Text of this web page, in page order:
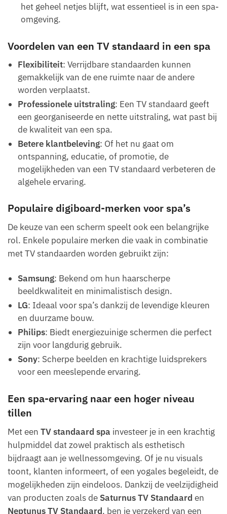
het geheel netjes blijft, wat essentieel is in een spa-
omgeving.
Voordelen van een TV standaard in een spa
Flexibiliteit: Verrijdbare standaarden kunnen
gemakkelijk van de ene ruimte naar de andere
worden verplaatst.
Professionele uitstraling: Een TV standaard geeft
een georganiseerde en nette uitstraling, wat past bij
de kwaliteit van een spa.
Betere klantbeleving: Of het nu gaat om
ontspanning, educatie, of promotie, de
mogelijkheden van een TV standaard verbeteren de
algehele ervaring.
Populaire digiboard-merken voor spa’s
De keuze van een scherm speelt ook een belangrijke
rol. Enkele populaire merken die vaak in combinatie
met TV standaarden worden gebruikt zijn:
Samsung: Bekend om hun haarscherpe
beeldkwaliteit en minimalistisch design.
LG: Ideaal voor spa’s dankzij de levendige kleuren
en duurzame bouw.
Philips: Biedt energiezuinige schermen die perfect
zijn voor langdurig gebruik.
Sony: Scherpe beelden en krachtige luidsprekers
voor een meeslepende ervaring.
Een spa-ervaring naar een hoger niveau
tillen
Met een TV standaard spa investeer je in een krachtig
hulpmiddel dat zowel praktisch als esthetisch
bijdraagt aan je wellnessomgeving. Of je nu visuals
toont, klanten informeert, of een yogales begeleidt, de
mogelijkheden zijn eindeloos. Dankzij de veelzijdigheid
van producten zoals de Saturnus TV Standaard en
Neptunus TV Standaard, ben je verzekerd van een